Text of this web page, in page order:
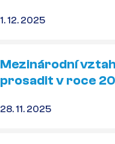
1. 12. 2025
Mezinárodní
prosadit v roce
28. 11. 2025